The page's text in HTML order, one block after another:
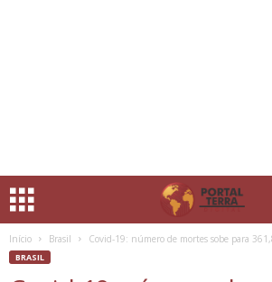
Início Brasil Covid-19: número de mortes sobe para
BRASIL